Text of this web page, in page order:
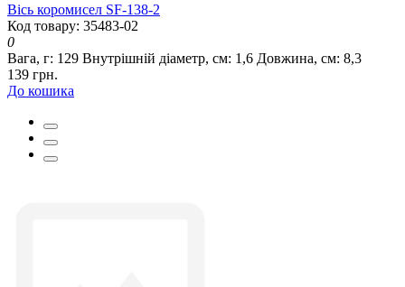
Вісь коромисел SF-138-2
Код товару: 35483-02
0
Вага, г: 129 Внутрішній діаметр, см: 1,6 Довжина, см: 8,3
139 грн.
До кошика